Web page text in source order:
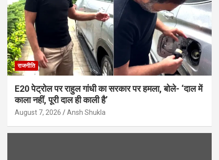
राजनीति
E20 पेट्रोल पर राहुल गांधी का सरकार पर हमला, बोले- ‘दाल में
काला नहीं, पूरी दाल ही काली है’
August 7, 2026 Ansh Shukla